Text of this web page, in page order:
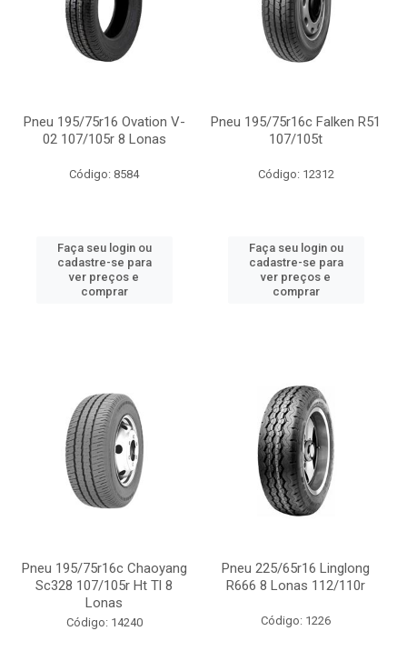
Pneu 195/75r16 Ovation V-
02 107/105r 8 Lonas
Código: 8584
Faça seu login ou
cadastre-se para
ver preços e
comprar
Pneu 195/75r16c Falken R51
107/105t
Código: 12312
Faça seu login ou
cadastre-se para
ver preços e
comprar
Pneu 195/75r16c Chaoyang
Sc328 107/105r Ht Tl 8
Lonas
Código: 14240
Pneu 225/65r16 Linglong
R666 8 Lonas 112/110r
Código: 1226